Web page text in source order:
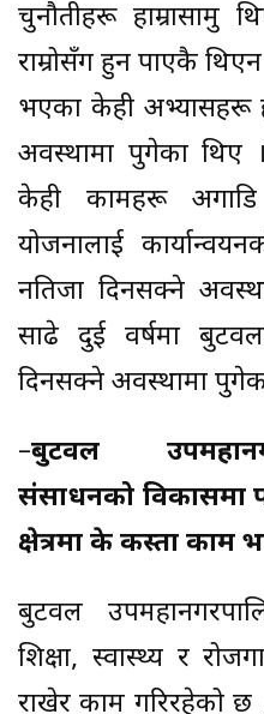
चुनौतीहरू हाम्रासामु
राम्रोसँग हुन पाएकै
भएका केही अभ्यासहरू
अवस्थामा पुगेका थिए
केही कामहरू अगाडि
योजनालाई
नतिजा दिनसक्ने
साढे दुई वर्षमा
दिनसक्ने अवस्थामा
–बुटवल
संसाधनको विकासमा
क्षेत्रमा के कस्ता काम
बुटवल
शिक्षा, स्वास्थ्य र
राखेर काम गरिरहेको छ